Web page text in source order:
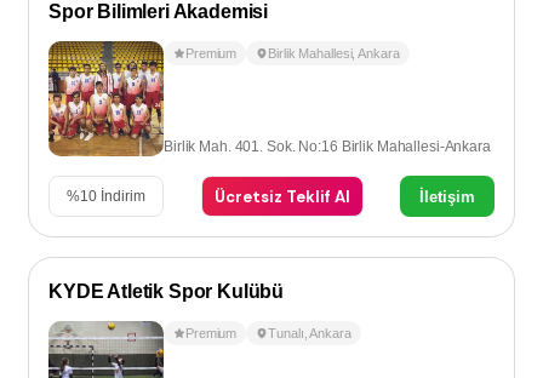
Spor Bilimleri Akademisi
Premium Birlik Mahallesi,Ankara
Birlik Mah. 401. Sok. No:16 Birlik Mahallesi-Ankara
%10 İndirim Ücretsiz Teklif Al İletişim
KYDE Atletik Spor Kulübü
Premium Tunalı ,Ankara